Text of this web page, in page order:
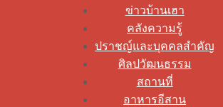
ข่าวบ้านเฮา
คลังความรู้
ปราชญ์และบุคคลสำคัญ
ศิลปวัฒนธรรม
สถานที่
อาหารอีสาน